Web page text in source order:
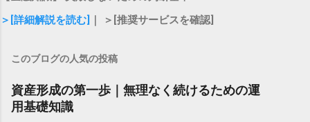
＞[詳細解説を読む]
｜ ＞[推奨サービスを確認]
このブログの人気の投稿
資産形成の第一歩｜無理なく続けるための運
用基礎知識